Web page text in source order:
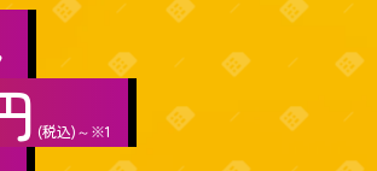
(税込)～※1